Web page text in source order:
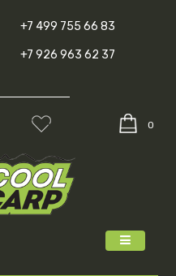
+7 499 755 66 83
+7 926 963 62 37
0